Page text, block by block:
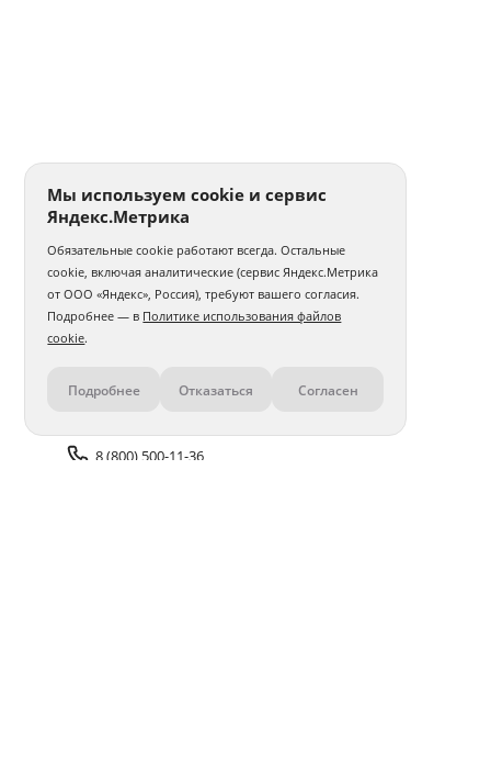
Контакты
8 (800) 500-11-36
Мы используем cookie и сервис
Яндекс.Метрика
Обязательные cookie работают всегда. Остальные
cookie, включая аналитические (сервис Яндекс.Метрика
от ООО «Яндекс», Россия), требуют вашего согласия.
Подробнее — в Политике использования файлов
cookie.
Подробнее Отказаться Согласен